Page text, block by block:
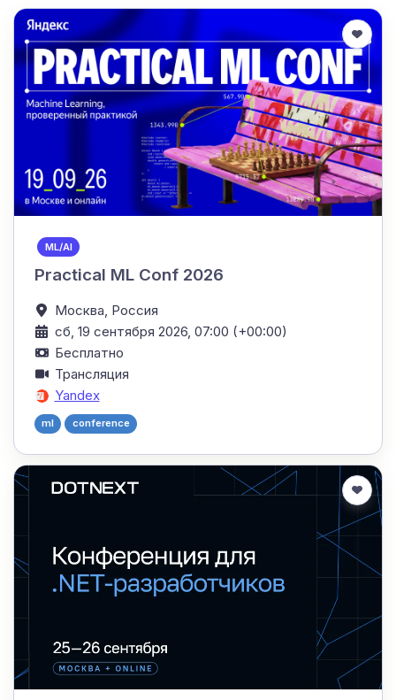
ML/AI
Practical ML Conf 2026
Москва, Россия
сб, 19 сентября 2026, 07:00 (+00:00)
Бесплатно
Трансляция
Yandex
ml conference